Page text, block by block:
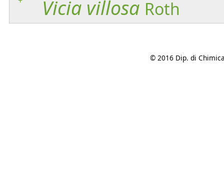
Vicia villosa Roth
© 2016 Dip. di